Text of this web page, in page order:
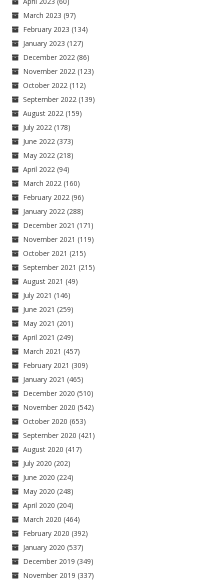
March 2023 (97)
February 2023 (134)
January 2023 (127)
December 2022 (86)
November 2022 (123)
October 2022 (112)
September 2022 (139)
August 2022 (159)
July 2022 (178)
June 2022 (373)
May 2022 (218)
April 2022 (94)
March 2022 (160)
February 2022 (96)
January 2022 (288)
December 2021 (171)
November 2021 (119)
October 2021 (215)
September 2021 (215)
August 2021 (49)
July 2021 (146)
June 2021 (259)
May 2021 (201)
April 2021 (249)
March 2021 (457)
February 2021 (309)
January 2021 (465)
December 2020 (510)
November 2020 (542)
October 2020 (653)
September 2020 (421)
August 2020 (417)
July 2020 (202)
June 2020 (224)
May 2020 (248)
April 2020 (204)
March 2020 (464)
February 2020 (392)
January 2020 (537)
December 2019 (349)
November 2019 (337)